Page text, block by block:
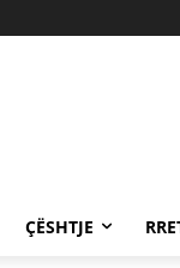
ÇËSHTJE